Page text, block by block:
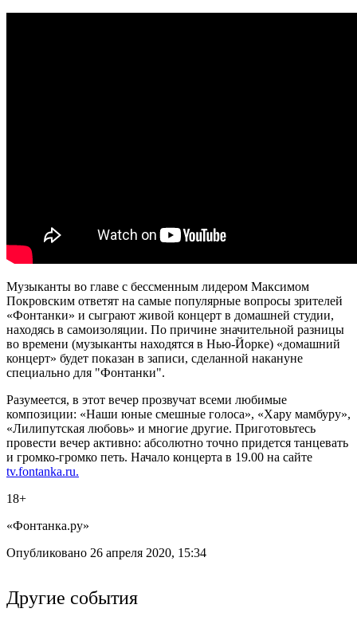
Музыканты во главе с бессменным лидером Максимом
Покровским ответят на самые популярные вопросы зрителей
«Фонтанки» и сыграют живой концерт в домашней студии,
находясь в самоизоляции. По причине значительной разницы
во времени (музыканты находятся в Нью-Йорке) «домашний
концерт» будет показан в записи, сделанной накануне
специально для "Фонтанки".
Разумеется, в этот вечер прозвучат всеми любимые
композиции: «Наши юные смешные голоса», «Хару мамбуру»,
«Лилипутская любовь» и многие другие. Приготовьтесь
провести вечер активно: абсолютно точно придется танцевать
и громко-громко петь. Начало концерта в 19.00 на сайте
tv.fontanka.ru.
18+
«Фонтанка.ру»
Опубликовано 26 апреля 2020, 15:34
Другие события